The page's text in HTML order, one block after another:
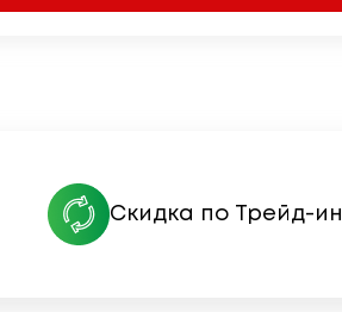
Скидка по Трейд-ин